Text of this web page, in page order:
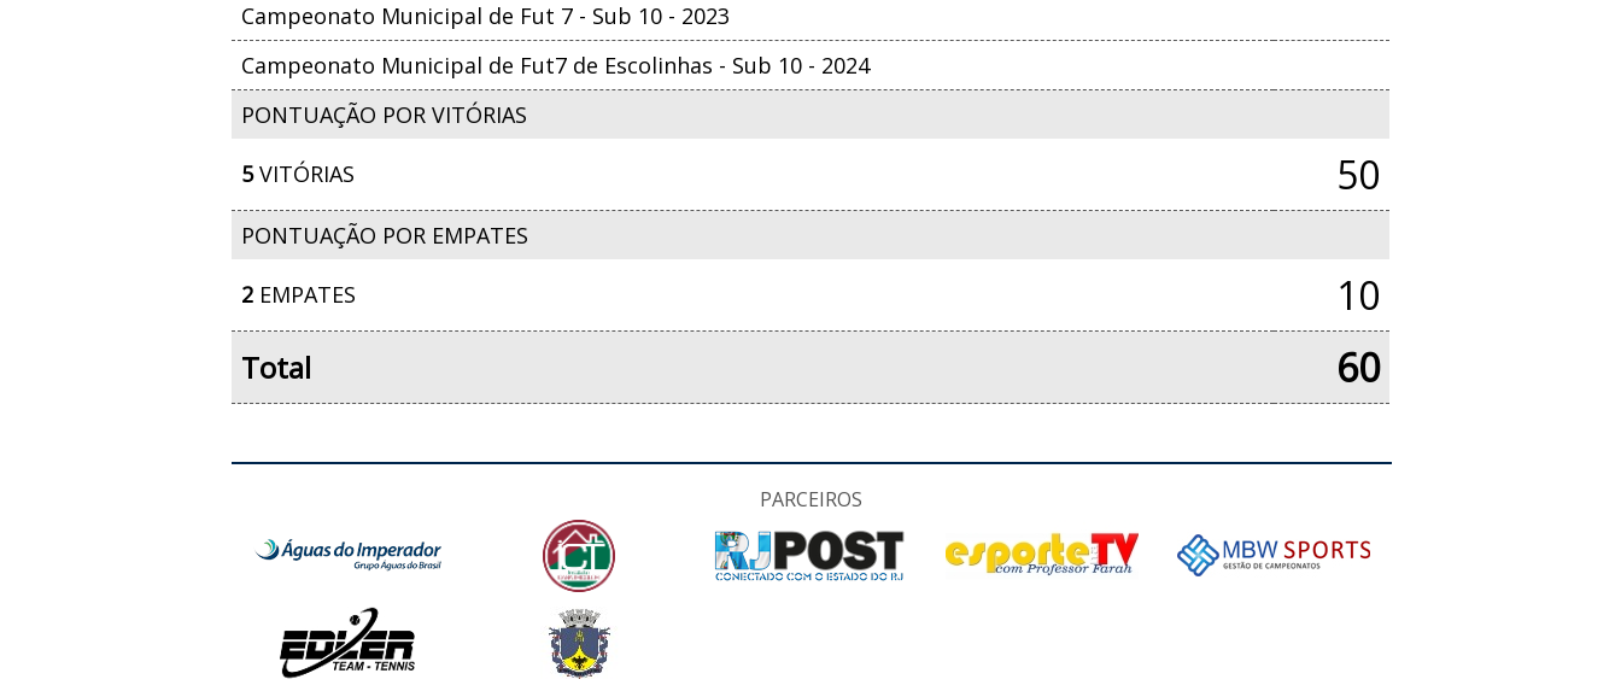
Campeonato Municipal de Fut 7 - Sub 10 - 2023
Campeonato Municipal de Fut7 de Escolinhas - Sub 10 - 2024
PONTUAÇÃO POR VITÓRIAS
5VITÓRIAS 50
PONTUAÇÃO POR EMPATES
2 EMPATES 10
Total 60
PARCEIROS